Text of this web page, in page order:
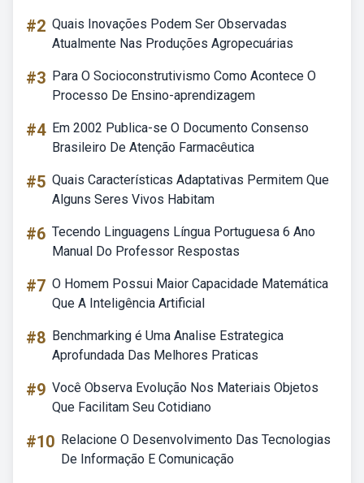
#2 Quais Inovações Podem Ser Observadas
Atualmente Nas Produções Agropecuárias
#3 Para O Socioconstrutivismo Como Acontece O
Processo De Ensino-aprendizagem
#4 Em 2002 Publica-se O Documento Consenso
Brasileiro De Atenção Farmacêutica
#5 Quais Características Adaptativas Permitem Que
Alguns Seres Vivos Habitam
#6 Tecendo Linguagens Língua Portuguesa 6 Ano
Manual Do Professor Respostas
#7 O Homem Possui Maior Capacidade Matemática
Que A Inteligência Artificial
#8 Benchmarking é Uma Analise Estrategica
Aprofundada Das Melhores Praticas
#9 Você Observa Evolução Nos Materiais Objetos
Que Facilitam Seu Cotidiano
#10 Relacione O Desenvolvimento Das Tecnologias
De Informação E Comunicação